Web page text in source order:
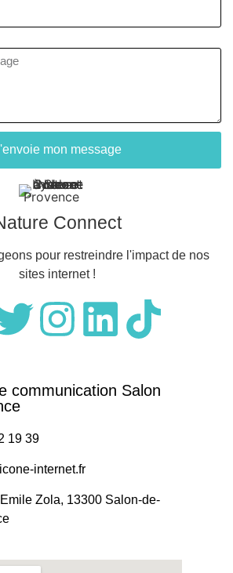
mon message
Connect
pour restreindre l'impact de nos
sites internet !
communication Salon
19 39
internet.fr
Zola, 13300 Salon-de-